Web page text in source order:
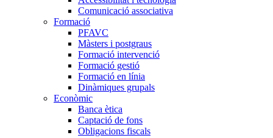
Comunicació associativa
Formació
PFAVC
Màsters i postgraus
Formació intervenció
Formació gestió
Formació en línia
Dinàmiques grupals
Econòmic
Banca ètica
Captació de fons
Obligacions fiscals